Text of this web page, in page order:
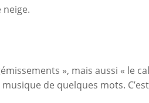
neige.
», mais aussi « le
de quelques mots.